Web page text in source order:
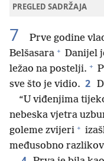
PREGLED SADRŽAJA
7
Prve godine
Belšasara + Danijel
ležao na postelji. +
sve što je vidio. 2
“U viđenjima
nebeska vjetra
goleme zvijeri +
međusobno